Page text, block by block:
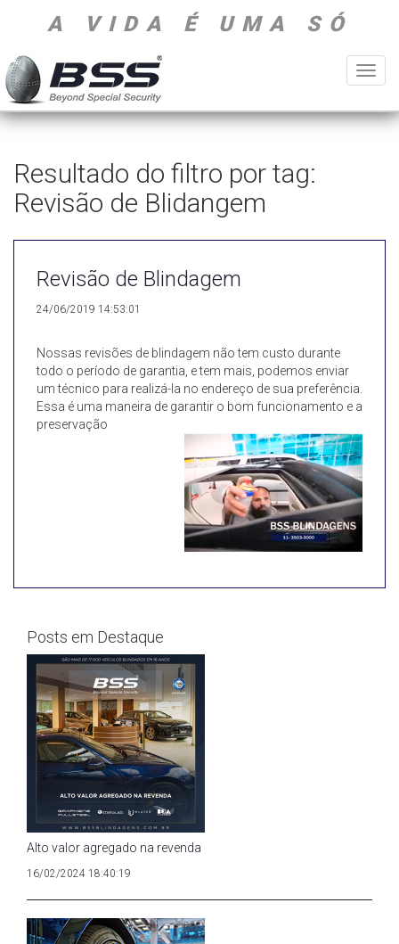
A VIDA É UMA SÓ
Resultado do filtro por tag:
Revisão de Blidangem
Revisão de Blindagem
24/06/2019 14:53:01
Nossas revisões de blindagem não tem custo durante
todo o período de garantia, e tem mais, podemos enviar
um técnico para realizá-la no endereço de sua preferência.
Essa é uma maneira de garantir o bom funcionamento e a
preservação
Posts em Destaque
Alto valor agregado na revenda
16/02/2024 18:40:19